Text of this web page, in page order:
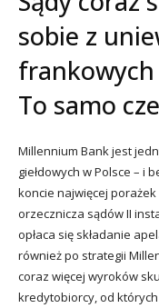
sobie z
To samo
Millennium Bank jest
giełdowych w Polsce – i
koncie najwięcej
orzecznicza sądów II
opłaca się składanie
również po strategii
coraz więcej wyroków
kredytobiorcy, od